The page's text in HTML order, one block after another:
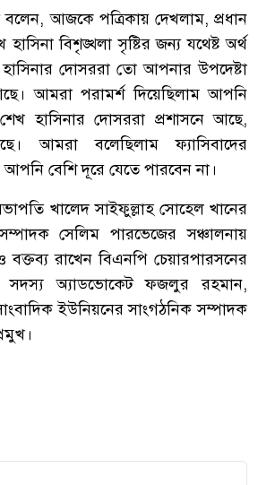
আজকে পত্রিকায় দেখলাম, প্রধান
বিশৃঙ্খলা সৃষ্টির জন্য যথেষ্ট অর্থ
দোসররা তো আপনার উপদেষ্টা
আমরা পরামর্শ দিয়েছিলাম আপনি
হাসিনার দোসররা প্রশাসনে আছে,
আমরা বলেছিলাম ফ্যাসিবাদের
বেশি দূরে যেতে পারবেন না।
খালেদ সাইফুল্লাহ সোহেল খানের
সেলিম পারভেজের সঞ্চালনায়
রাখেন বিএনপি চেয়ারপারসনের
সদস্য অ্যাডভোকেট ফজলুর রহমান,
ইউনিয়নের সাংগঠনিক সম্পাদক